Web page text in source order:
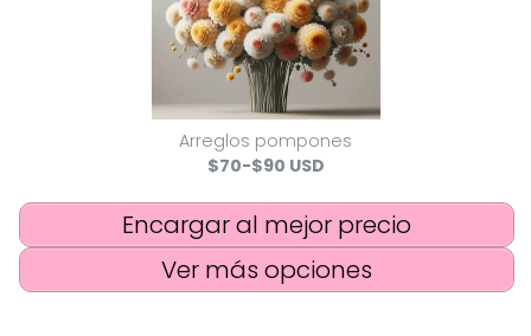
Arreglos pompones
$70-$90 USD
Encargar al mejor precio
Ver más opciones